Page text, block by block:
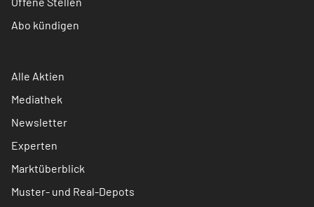
Abo kündigen
Alle Aktien
Mediathek
Newsletter
Experten
Marktüberblick
Muster- und Real-Depots